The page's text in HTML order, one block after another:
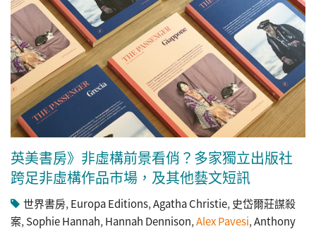
英美書房》非虛構前景看俏？多家獨立出版社
跨足非虛構作品市場，及其他藝文短訊
世界書房, Europa Editions,Agatha Christie, 史岱爾莊謀殺
案, Sophie Hannah, Hannah Dennison,Alex Pavesi,Anthony